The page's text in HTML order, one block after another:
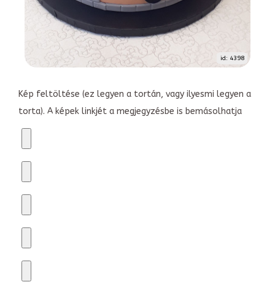
id: 4398
Kép feltöltése (ez legyen a tortán, vagy ilyesmi legyen a
torta). A képek linkjét a megjegyzésbe is bemásolhatja